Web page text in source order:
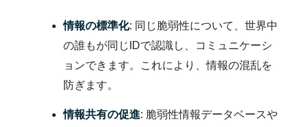
情報の標準化: 同じ脆弱性について、世界中
の誰もが同じIDで認識し、コミュニケーシ
ョンできます。これにより、情報の混乱を
防ぎます。
情報共有の促進: 脆弱性情報データベースや